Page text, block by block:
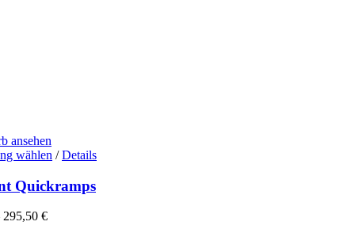
ansehen
wählen Dieses
weist
mehrere
/ Details
Quickramps
295,50 €